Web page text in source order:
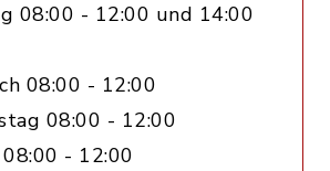
08:00 - 12:00 und 14:00
08:00 - 12:00
08:00 - 12:00
- 12:00